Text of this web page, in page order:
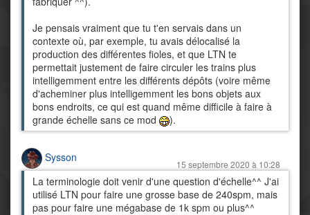
Je pensais vraiment que tu t'en servais dans un
contexte où, par exemple, tu avais délocalisé la
production des différentes fioles, et que LTN te
permettait justement de faire circuler les trains plus
intelligemment entre les différents dépôts (voire même
d'acheminer plus intelligemment les bons objets aux
bons endroits, ce qui est quand même difficile à faire à
grande échelle sans ce mod
).
Sysson
15 septembre 2020 à 10:28
La terminologie doit venir d'une question d'échelle^^ J'ai
utilisé LTN pour faire une grosse base de 240spm, mais
pas pour faire une mégabase de 1k spm ou plus^^